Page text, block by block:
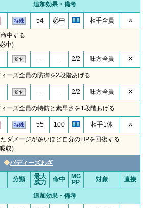
追加効果・備考
特殊 54 必中 相手全員 ×
中する
中)
変化 - - 2/2 味方全員 ×
ーズ全員の防御を2段階あげる
変化 - - 2/2 味方全員 ×
ーズ全員の特防と素早さを1段階あげる
特殊 55 100 相手1体 ×
ダメージが多いほど自分のHPを回復する
収)
◆バディーズわざ
分類
最大
威力
命中
MG
PP
対象 直接
追加効果・備考